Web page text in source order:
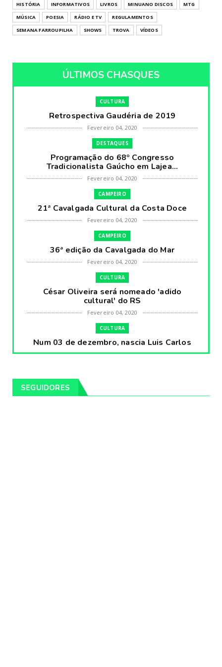
HISTÓRIA INFORMATIVOS LIVROS MINUANO DISCOS
MTG
MÚSICA
POESIA RÁDIO E TV
REGULAMENTOS
SEMANA FARROUPILHA
SHOWS TROVA VÍDEOS
ÚLTIMOS CHASQUES
CULTURA
Retrospectiva Gaudéria de 2019
Fevereiro 04, 2020
DESTAQUES
Programação do 68º Congresso
Tradicionalista Gaúcho em Lajea...
Fevereiro 04, 2020
CAMPEIRO
21ª Cavalgada Cultural da Costa Doce
Fevereiro 04, 2020
CAMPEIRO
36ª edição da Cavalgada do Mar
Fevereiro 04, 2020
CULTURA
César Oliveira será nomeado 'adido
cultural' do RS
Fevereiro 04, 2020
CULTURA
Num 03 de dezembro, nascia Luis Carlos
Prestes, o Cavaleiro ...
Pintores da Temática Gauchesca - parte
SEGUIDORES